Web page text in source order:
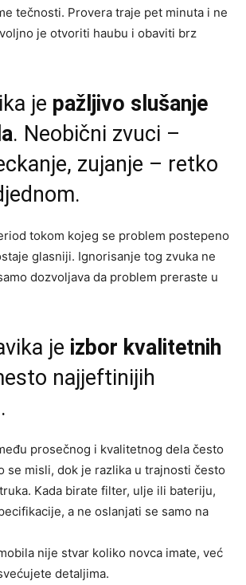
tečnosti. Provera traje pet minuta i ne
je otvoriti haubu i obaviti brz
je pažljivo slušanje
. Neobični zvuci –
zujanje – retko
tokom kojeg se problem postepeno
glasniji. Ignorisanje tog zvuka ne
dozvoljava da problem preraste u
je izbor kvalitetnih
najjeftinijih
prosečnog i kvalitetnog dela često
se misli, dok je razlika u trajnosti često
Kada birate filter, ulje ili bateriju,
a ne oslanjati se samo na
nije stvar koliko novca imate, već
detaljima.